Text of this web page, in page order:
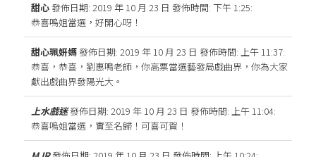
甜心發佈日期: 2019 年 10 月 23 日 發佈時間: 下午 1:25:
恭喜嗚姐當選，好開心呀！
甜心珮妍媽發佈日期: 2019 年 10 月 23 日 發佈時間: 上午 11:37:
恭喜，恭喜，劉惠鳴老師，你高票當選藝發局戲曲界，你為大家
獻出戲曲界發陽光大。
上水戲迷發佈日期: 2019 年 10 月 23 日 發佈時間: 上午 11:04:
恭喜嗚姐當選，實至名歸！可喜可賀！